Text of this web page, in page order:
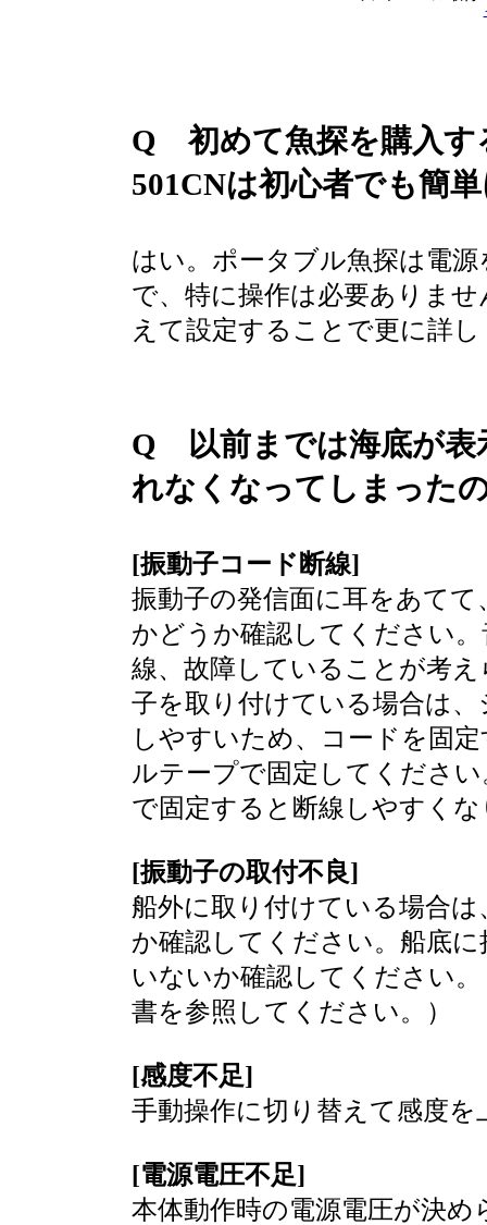
Q 初めて魚探を購入す
501CNは初心者でも簡
はい。ポータブル魚探は電
で、特に操作は必要ありま
えて設定することで更に詳
Q 以前までは海底が表
れなくなってしまった
[振動子コード断線]
振動子の発信面に耳をあて
かどうか確認してください
線、故障していることが考
子を取り付けている場合は
しやすいため、コードを固
ルテープで固定してくださ
で固定すると断線しやすく
[振動子の取付不良]
船外に取り付けている場合
か確認してください。船底
いないか確認してください
書を参照してください。）
[感度不足]
手動操作に切り替えて感度
[電源電圧不足]
本体動作時の電源電圧が決